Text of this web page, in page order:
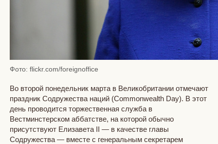
Фото: flickr.com/foreignoffice
Во второй понедельник марта в Великобритании отмечают
праздник Содружества наций (Commonwealth Day). В этот
день проводится торжественная служба в
Вестминстерском аббатстве, на которой обычно
присутствуют Елизавета II — в качестве главы
Содружества — вместе с генеральным секретарем